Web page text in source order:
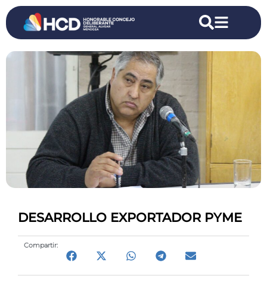
DESARROLLO EXPORTADOR PYME
Compartir: